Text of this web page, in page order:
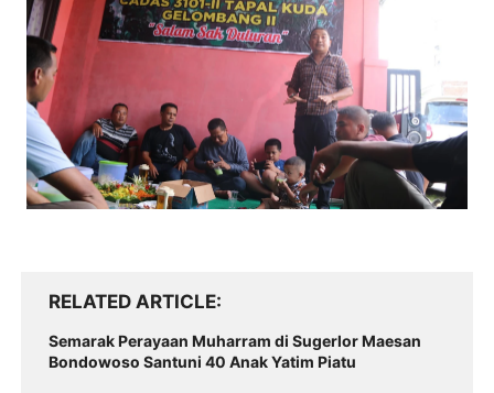
RELATED ARTICLE
Semarak Perayaan Muharram di Sugerlor Maesan
Bondowoso Santuni 40 Anak Yatim Piatu